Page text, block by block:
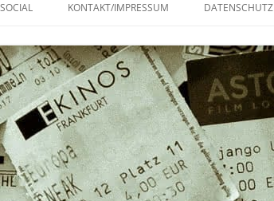
SOCIAL KONTAKT/IMPRESSUM DATENSCHUTZ